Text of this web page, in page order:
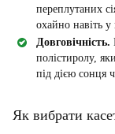
переплутаних
охайно навіть у
Довговічність.
полістиролу,
під дією сонця
Як вибрати